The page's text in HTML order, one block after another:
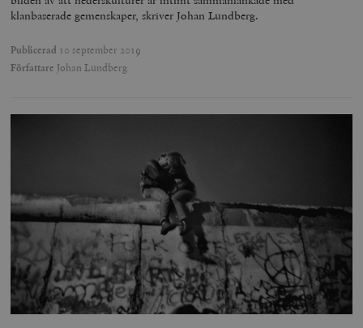
klanbaserade gemenskaper, skriver Johan Lundberg.
Publicerad 10 september 2019
Författare Johan Lundberg